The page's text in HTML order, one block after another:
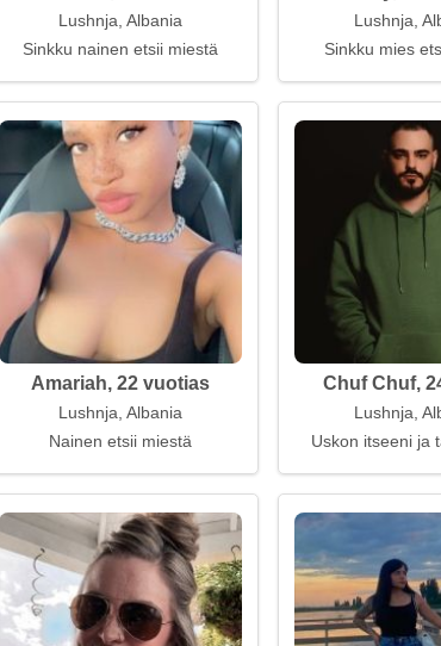
Lushnja, Albania
Sinkku nainen etsii miestä
Lushnja,
Sinkku mies
Amariah, 22 vuotias
Lushnja, Albania
Nainen etsii miestä
Chuf Chuf,
Lushnja,
Uskon itseeni ja